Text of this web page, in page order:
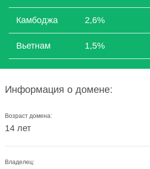
Камбоджа 2,6%
Вьетнам 1,5%
Информация о домене:
Возраст домена:
14 лет
Владелец: